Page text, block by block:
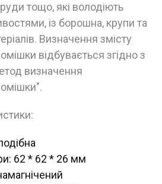
тощо, які володіють
із борошна, крупи та
Визначення змісту
відбувається згідно з
визначення
62 * 62 * 26 мм